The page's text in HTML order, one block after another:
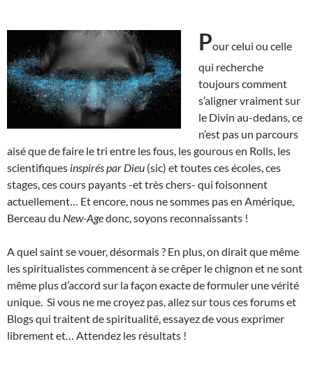
Pour celui ou celle
qui recherche
toujours comment
s’aligner vraiment sur
le Divin au-dedans, ce
n’est pas un parcours
aisé que de faire le tri entre les fous, les gourous en Rolls, les
scientifiques inspirés par Dieu (sic) et toutes ces écoles, ces
stages, ces cours payants -et très chers- qui foisonnent
actuellement… Et encore, nous ne sommes pas en Amérique,
Berceau du New-Agedonc, soyons reconnaissants !
A quel saint se vouer, désormais ? En plus, on dirait que même
les spiritualistes commencent à se crêper le chignon et ne sont
même plus d’accord sur la façon exacte de formuler une vérité
unique. Si vous ne me croyez pas, allez sur tous ces forums et
Blogs qui traitent de spiritualité, essayez de vous exprimer
librement et… Attendez les résultats !